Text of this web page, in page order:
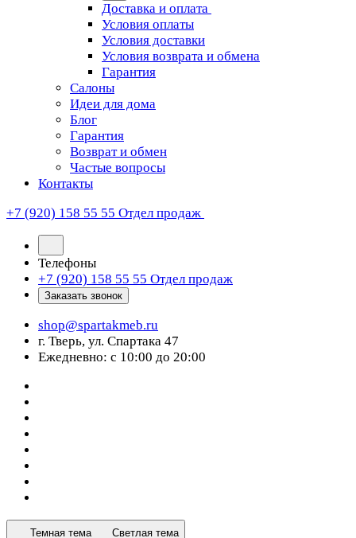
Доставка и оплата
Условия оплаты
Условия доставки
Условия возврата и обмена
Гарантия
Салоны
Идеи для дома
Блог
Гарантия
Возврат и обмен
Частые вопросы
Контакты
+7 (920) 158 55 55 Отдел продаж
Телефоны
+7 (920) 158 55 55 Отдел продаж
Заказать звонок
shop@spartakmeb.ru
г. Тверь, ул. Спартака 47
Ежедневно: с 10:00 до 20:00
Темная тема Светлая тема